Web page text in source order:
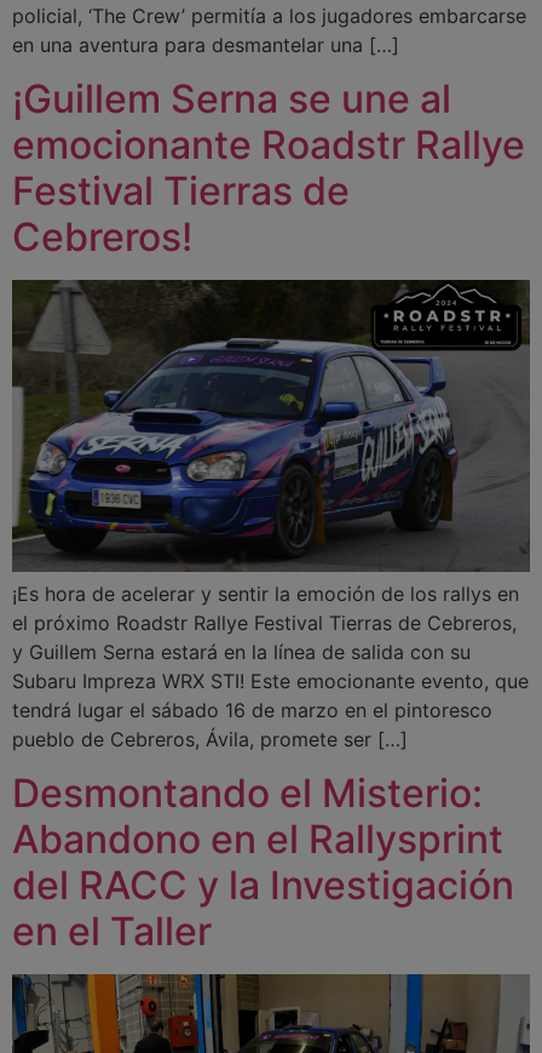
policial, ‘The Crew’ permitía a los jugadores embarcarse
en una aventura para desmantelar una […]
¡Guillem Serna se une al
emocionante Roadstr Rallye
Festival Tierras de
Cebreros!
¡Es hora de acelerar y sentir la emoción de los rallys en
el próximo Roadstr Rallye Festival Tierras de Cebreros,
y Guillem Serna estará en la línea de salida con su
Subaru Impreza WRX STI! Este emocionante evento, que
tendrá lugar el sábado 16 de marzo en el pintoresco
pueblo de Cebreros, Ávila, promete ser […]
Desmontando el Misterio:
Abandono en el Rallysprint
del RACC y la Investigación
en el Taller